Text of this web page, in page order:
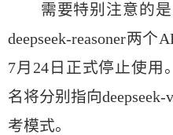
需要特别注意的是
deepseek-reasoner两
7月24日正式停止使用
名将分别指向
考模式。